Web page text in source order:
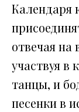
Календаря
отвечая на
участвуя в
танцы, и
песенки в